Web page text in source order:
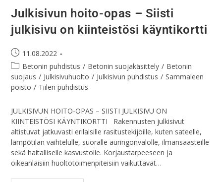
Julkisivun hoito-opas – Siisti
julkisivu on kiinteistösi käyntikortti
11.08.2022
Betonin puhdistus / Betonin suojakäsittely / Betonin
suojaus / Julkisivuhuolto / Julkisivun puhdistus / Sammaleen
poisto / Tiilen puhdistus
JULKISIVUN HOITO-OPAS – SIISTI JULKISIVU ON
KIINTEISTÖSI KÄYNTIKORTTI Rakennusten julkisivut
altistuvat jatkuvasti erilaisille rasitustekijöille, kuten sateelle,
lämpötilan vaihtelulle, suoralle auringonvalolle, ilmansaasteille
sekä haitalliselle kasvustolle. Korjaustarpeeseen ja
oikeanlaisiin huoltotoimenpiteisiin vaikuttavat…